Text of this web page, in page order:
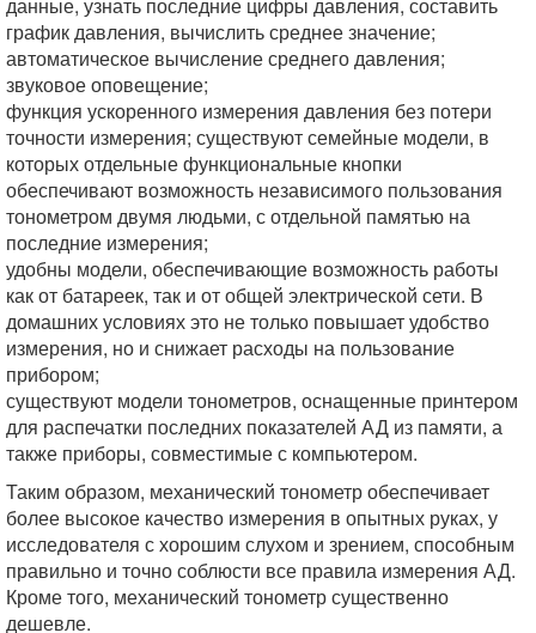
график давления, вычислить среднее значение;
автоматическое вычисление среднего давления;
звуковое оповещение;
функция ускоренного измерения давления без потери
точности измерения; существуют семейные модели, в
которых отдельные функциональные кнопки
обеспечивают возможность независимого пользования
тонометром двумя людьми, с отдельной памятью на
последние измерения;
удобны модели, обеспечивающие возможность работы
как от батареек, так и от общей электрической сети. В
домашних условиях это не только повышает удобство
измерения, но и снижает расходы на пользование
прибором;
существуют модели тонометров, оснащенные принтером
для распечатки последних показателей АД из памяти, а
также приборы, совместимые с компьютером.
Таким образом, механический тонометр обеспечивает
более высокое качество измерения в опытных руках, у
исследователя с хорошим слухом и зрением, способным
правильно и точно соблюсти все правила измерения АД.
Кроме того, механический тонометр существенно
дешевле.